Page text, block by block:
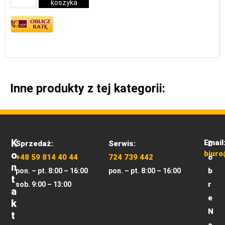
koszyka
Inne produkty z tej kategorii:
K
O
N
T
A
K
T
Sprzedaż:
+48 59 814 40 44
pon. – pt. 8:00 – 16:00
sob. 9:00 – 13:00
Serwis:
724 739 442
pon. – pt. 8:00 – 16:00
Email:
D
o
b
r
e
N